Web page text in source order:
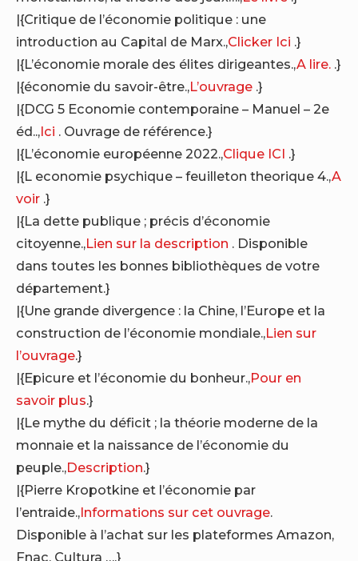
|{Critique de l’économie politique : une
introduction au Capital de Marx.,Clicker Ici .}
|{L’économie morale des élites dirigeantes.,A lire. .}
|{économie du savoir-être.,L’ouvrage .}
|{DCG 5 Economie contemporaine – Manuel – 2e
éd..,Ici . Ouvrage de référence.}
|{L’économie européenne 2022.,Clique ICI .}
|{L economie psychique – feuilleton theorique 4.,A
voir .}
|{La dette publique ; précis d’économie
citoyenne.,Lien sur la description . Disponible
dans toutes les bonnes bibliothèques de votre
département.}
|{Une grande divergence : la Chine, l’Europe et la
construction de l’économie mondiale.,Lien sur
l’ouvrage.}
|{Epicure et l’économie du bonheur.,Pour en
savoir plus.}
|{Le mythe du déficit ; la théorie moderne de la
monnaie et la naissance de l’économie du
peuple.,Description.}
|{Pierre Kropotkine et l’économie par
l’entraide.,Informations sur cet ouvrage.
Disponible à l’achat sur les plateformes Amazon,
Fnac, Cultura ….}